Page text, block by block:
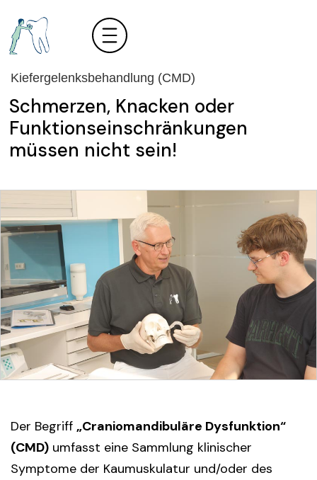
Kiefergelenksbehandlung (CMD)
Schmerzen, Knacken oder
Funktionseinschränkungen
müssen nicht sein!
Der Begriff „Craniomandibuläre Dysfunktion“
(CMD) umfasst eine Sammlung klinischer
Symptome der Kaumuskulatur und/oder des